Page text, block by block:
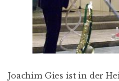
Joachim Gies ist in der